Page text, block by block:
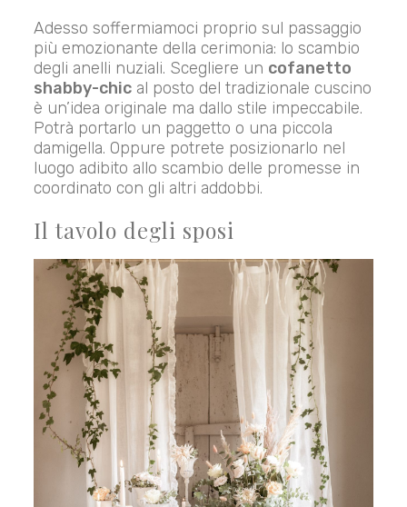
Adesso soffermiamoci proprio sul passaggio
più emozionante della cerimonia: lo scambio
degli anelli nuziali. Scegliere un cofanetto
shabby-chic al posto del tradizionale cuscino
è un’idea originale ma dallo stile impeccabile.
Potrà portarlo un paggetto o una piccola
damigella. Oppure potrete posizionarlo nel
luogo adibito allo scambio delle promesse in
coordinato con gli altri addobbi.
Il tavolo degli sposi